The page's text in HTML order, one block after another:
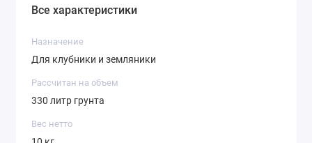
гербицидов и ускорителей роста.
элементов, чем самый плодородный грунт.
Продуктивен до 3 лет.
Обеспечивает формирование сильной
корневой системы, эффективную подготовку
Все характеристики
Назначение
Для клубники и земляники
Рассчитан на объем
330 литр грунта
Вес нетто